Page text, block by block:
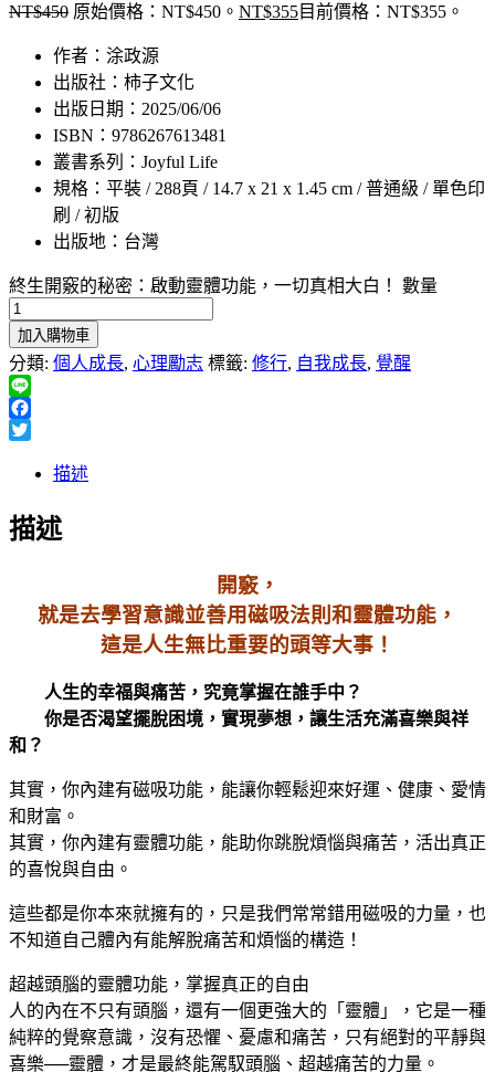
NT$450 原始價格：NT$450。 NT$355目前價格：NT$355。
作者：涂政源
出版社：柿子文化
出版日期：2025/06/06
ISBN：9786267613481
叢書系列：Joyful Life
規格：平裝 / 288頁 / 14.7 x 21 x 1.45 cm / 普通級 / 單色印
刷 / 初版
出版地：台灣
終生開竅的秘密：啟動靈體功能，一切真相大白！ 數量
加入購物車
分類: 個人成長, 心理勵志 標籤: 修行, 自我成長, 覺醒
Line
Facebook
描述
描述
開竅，
就是去學習意識並善用磁吸法則和靈體功能，
這是人生無比重要的頭等大事！
人生的幸福與痛苦，究竟掌握在誰手中？
你是否渴望擺脫困境，實現夢想，讓生活充滿喜樂與祥
和？
其實，你內建有磁吸功能，能讓你輕鬆迎來好運、健康、愛情
和財富。
其實，你內建有靈體功能，能助你跳脫煩惱與痛苦，活出真正
的喜悅與自由。
這些都是你本來就擁有的，只是我們常常錯用磁吸的力量，也
不知道自己體內有能解脫痛苦和煩惱的構造！
超越頭腦的靈體功能，掌握真正的自由
人的內在不只有頭腦，還有一個更強大的「靈體」，它是一種
純粹的覺察意識，沒有恐懼、憂慮和痛苦，只有絕對的平靜與
喜樂──靈體，才是最終能駕馭頭腦、超越痛苦的力量。